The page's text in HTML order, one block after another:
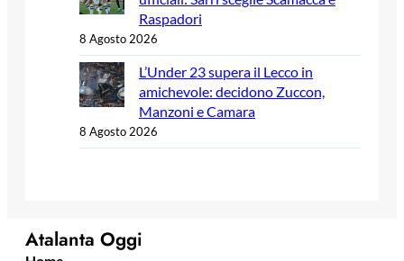
Raspadori
8 Agosto 2026
L’Under 23 supera il Lecco in
amichevole: decidono Zuccon,
Manzoni e Camara
8 Agosto 2026
Atalanta Oggi